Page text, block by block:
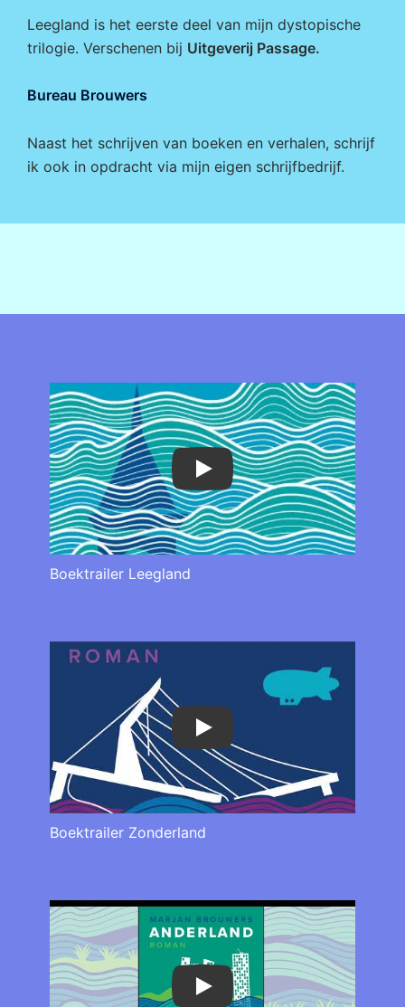
Leegland is het eerste deel van mijn dystopische
trilogie. Verschenen bij Uitgeverij Passage.
Bureau Brouwers
Naast het schrijven van boeken en verhalen, schrijf
ik ook in opdracht via mijn eigen schrijfbedrijf.
Play
Boektrailer Leegland
Play
Boektrailer Zonderland
Play